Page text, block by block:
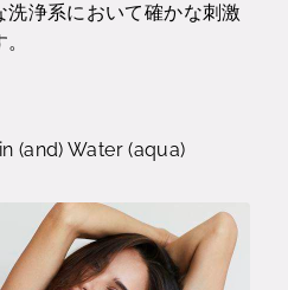
洗浄系において確かな刺激
(and) Water (aqua)